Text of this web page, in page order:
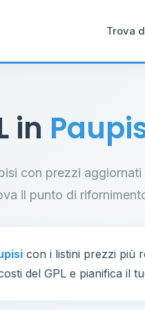
Trova
in
con prezzi
il punto di
con i listini prezzi più
del GPL e pianifica il